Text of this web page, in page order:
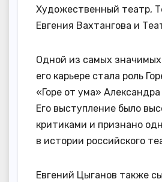
Художественный театр,
Евгения Вахтангова и
Одной из самых значимых
его карьере стала роль
«Горе от ума»
Его выступление было
критиками и признано
в истории российского
Евгений Цыганов также